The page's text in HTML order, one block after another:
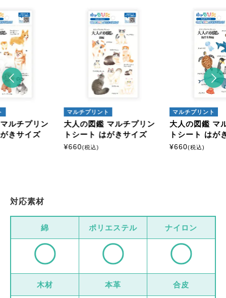
ルチプリン
きサイズ
マルチプリント
大人の図鑑 マルチプリン
トシート はがきサイズ
¥660(税込)
マルチプリント
大人の図鑑 マ
トシート はが
¥660(税込)
対応素材
綿 ポリエステル ナイロン
木材 本革 合皮